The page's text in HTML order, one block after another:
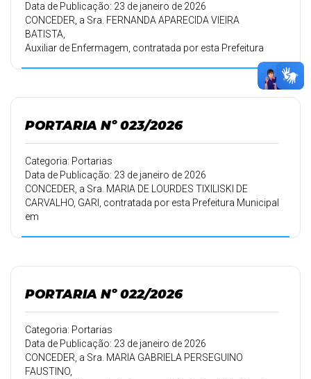
Data de Publicação: 23 de janeiro de 2026
CONCEDER, a Sra. FERNANDA APARECIDA VIEIRA
BATISTA,
Auxiliar de Enfermagem, contratada por esta Prefeitura
16/09/2010, conforme Portaria 160/10 de 16/09/2010,
15/09/2024, e 15 (quinze) dias pelo período de trabalho de
16/09/2024 a
15/09/2025, a partir de 21/01/2026, devendo retornar ao
trabalho em
20/02/2026.
PORTARIA Nº 023/2026
Categoria: Portarias
Data de Publicação: 23 de janeiro de 2026
CONCEDER, a Sra. MARIA DE LOURDES TIXILISKI DE
CARVALHO, GARI, contratada por esta Prefeitura Municipal
em
PORTARIA Nº 022/2026
Categoria: Portarias
Data de Publicação: 23 de janeiro de 2026
CONCEDER, a Sra. MARIA GABRIELA PERSEGUINO
FAUSTINO,